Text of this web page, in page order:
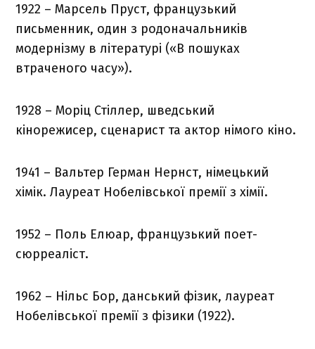
1922 – Марсель Пруст, французький
письменник, один з родоначальників
модернізму в літературі («В пошуках
втраченого часу»).
1928 – Моріц Стіллер, шведський
кінорежисер, сценарист та актор німого кіно.
1941 – Вальтер Герман Нернст, німецький
хімік. Лауреат Нобелівської премії з хімії.
1952 – Поль Елюар, французький поет-
сюрреаліст.
1962 – Нільс Бор, данський фізик, лауреат
Нобелівської премії з фізики (1922).